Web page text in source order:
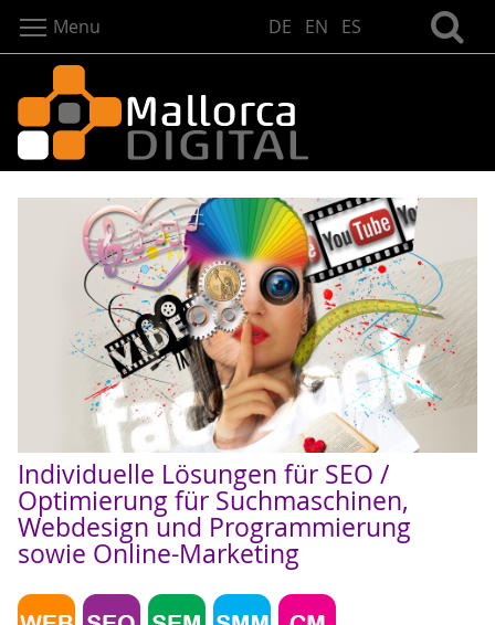
DE EN ES
Menu
Individuelle Lösungen für SEO /
Optimierung für Suchmaschinen,
Webdesign und Programmierung
sowie Online-Marketing